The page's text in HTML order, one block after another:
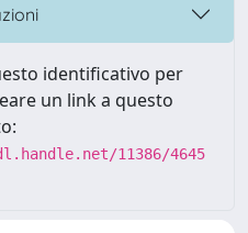
identificativo per
un link a questo
11386/4645